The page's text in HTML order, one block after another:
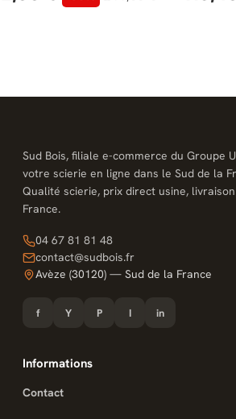
Sud Bois, filiale e-commerce du Groupe
votre scierie en ligne dans le Sud de la
Qualité scierie, prix direct usine,
France.
04 67 81 81 48
contact@sudbois.fr
Avèze (30120) — Sud de la France
f Y P I in
Informations
Contact